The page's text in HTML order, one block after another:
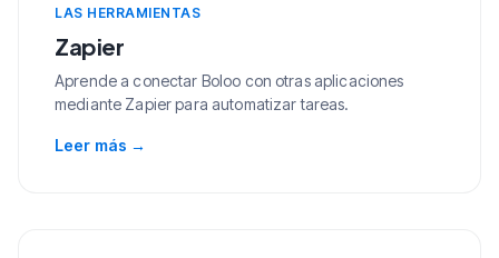
LAS HERRAMIENTAS
Zapier
Aprende a conectar Boloo con otras aplicaciones
mediante Zapier para automatizar tareas.
Leer más →